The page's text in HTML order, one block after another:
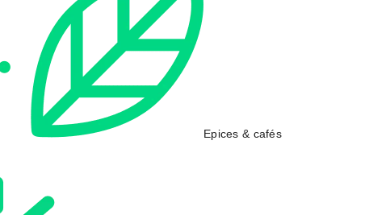
Epices & cafés